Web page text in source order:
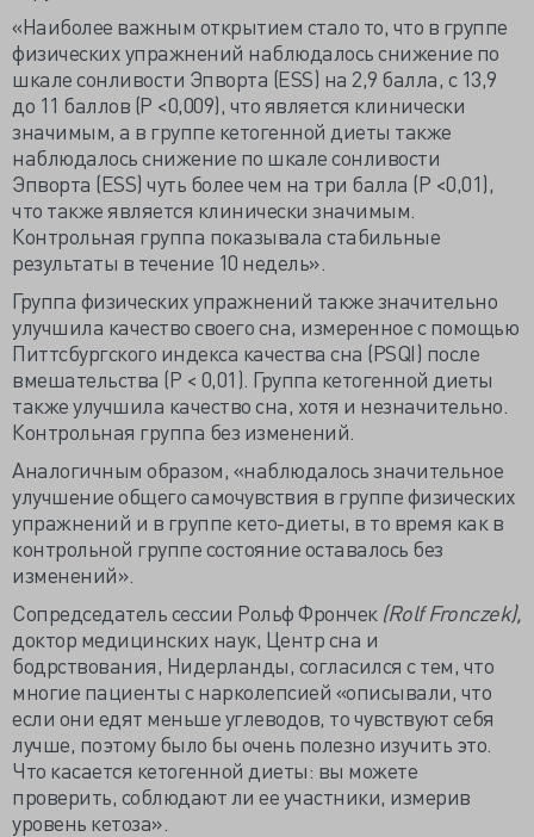
«Наиболее важным открытием стало то, что в группе
физических упражнений наблюдалось снижение по
шкале сонливости Эпворта (ESS) на 2,9 балла, с 13,9
до 11 баллов (P <0,009), что является клинически
значимым, а в группе кетогенной диеты также
наблюдалось снижение по шкале сонливости
Эпворта (ESS) чуть более чем на три балла (P <0,01),
что также является клинически значимым.
Контрольная группа показывала стабильные
результаты в течение 10 недель».
Группа физических упражнений также значительно
улучшила качество своего сна, измеренное с помощью
Питтсбургского индекса качества сна (PSQI) после
вмешательства (P < 0,01). Группа кетогенной диеты
также улучшила качество сна, хотя и незначительно.
Контрольная группа без изменений.
Аналогичным образом, «наблюдалось значительное
улучшение общего самочувствия в группе физических
упражнений и в группе кето-диеты, в то время как в
контрольной группе состояние оставалось без
изменений».
Сопредседатель сессии Рольф Фрончек (Rolf Fronczek),
доктор медицинских наук, Центр сна и
бодрствования, Нидерланды, согласился с тем, что
многие пациенты с нарколепсией «описывали, что
если они едят меньше углеводов, то чувствуют себя
лучше, поэтому было бы очень полезно изучить это.
Что касается кетогенной диеты: вы можете
проверить, соблюдают ли ее участники, измерив
уровень кетоза».